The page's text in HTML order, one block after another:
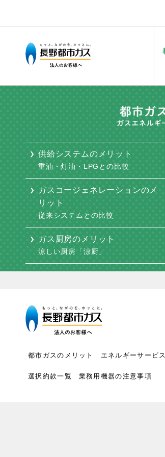
供給システムのメリット
重油・灯油・LPGとの比較
ガスコージェネレーションのメ
リット
従来システムとの比較
ガス厨房のメリット
涼しい厨房「涼厨」
都市ガスのメリット エネルギーサービス
選択約款一覧 業務用機器の注意事項